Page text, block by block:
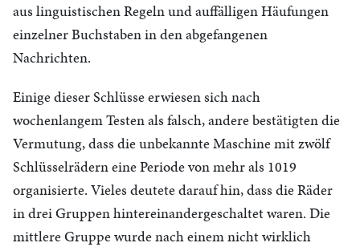
aus linguistischen Regeln und auffälligen Häufungen
einzelner Buchstaben in den abgefangenen
Nachrichten.
Einige dieser Schlüsse erwiesen sich nach
wochenlangem Testen als falsch, andere bestätigten die
Vermutung, dass die unbekannte Maschine mit zwölf
Schlüsselrädern eine Periode von mehr als 1019
organisierte. Vieles deutete darauf hin, dass die Räder
in drei Gruppen hintereinandergeschaltet waren. Die
mittlere Gruppe wurde nach einem nicht wirklich